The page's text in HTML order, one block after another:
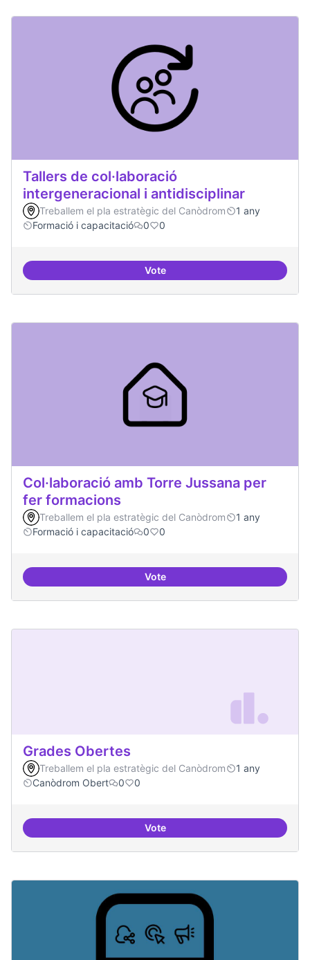
Tallers de col·laboració
intergeneracional i antidisciplinar
Treballem el pla estratègic del Canòdrom
1 any
Formació i capacitació
0 0
VoteTallers de col·laboració
Col·laboració amb Torre Jussana per
fer formacions
Treballem el pla estratègic del Canòdrom
1 any
Formació i capacitació
0 0
VoteCol·laboració amb Torre
Grades Obertes
Treballem el pla estratègic del Canòdrom
1 any
Canòdrom Obert
0 0
VoteGrades Obertes